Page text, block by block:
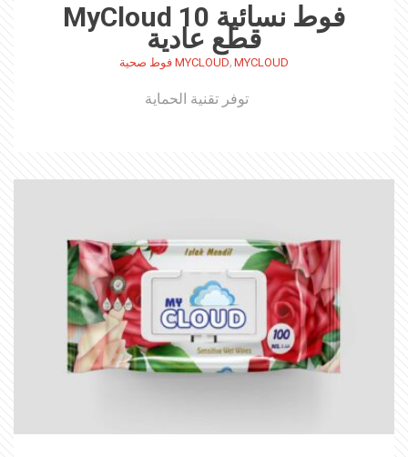
فوط نسائية MyCloud 10
قطع عادية
MYCLOUD
,MYCLOUD فوط صحية
توفر تقنية الحماية